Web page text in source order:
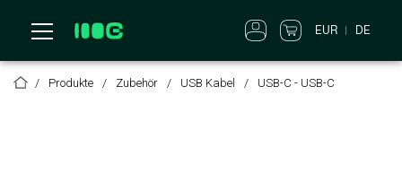
EUR DE
Produkte Zubehör USB Kabel USB-C - USB-C